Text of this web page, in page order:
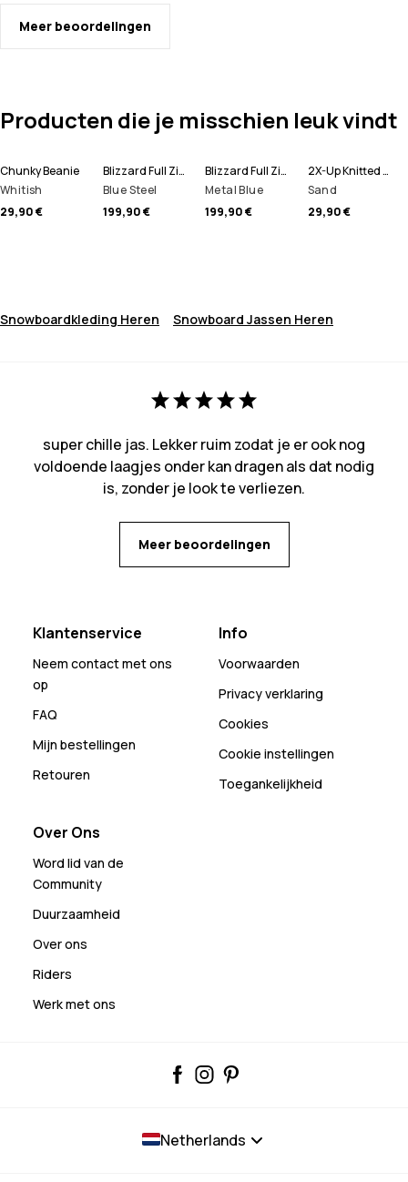
Meer beoordelingen
Producten die je misschien leuk vindt
Chunky Beanie
Whitish
29,90 €
Blizzard Full Zip Snowboard jas Heren
Blue Steel
199,90 €
Blizzard Full Zip Ski jas Heren
Metal Blue
199,90 €
2X-Up Knitted Skimasker
Sand
29,90 €
Snowboardkleding Heren Snowboard Jassen Heren
super chille jas. Lekker ruim zodat je er ook nog
voldoende laagjes onder kan dragen als dat nodig
is, zonder je look te verliezen.
Meer beoordelingen
Klantenservice
Neem contact met ons
op
FAQ
Mijn bestellingen
Retouren
Info
Voorwaarden
Privacy verklaring
Cookies
Cookie instellingen
Toegankelijkheid
Over Ons
Word lid van de
Community
Duurzaamheid
Over ons
Riders
Werk met ons
Netherlands